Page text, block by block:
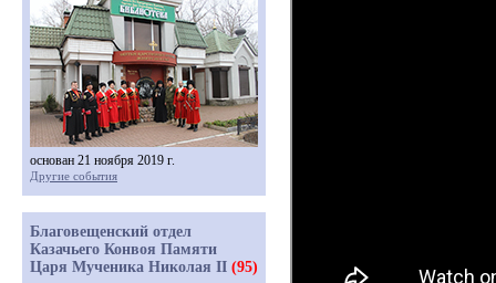
основан 21 ноября 2019 г.
Другие события
Благовещенский отдел
Казачьего Конвоя Памяти
Царя Мученика Николая II (95)